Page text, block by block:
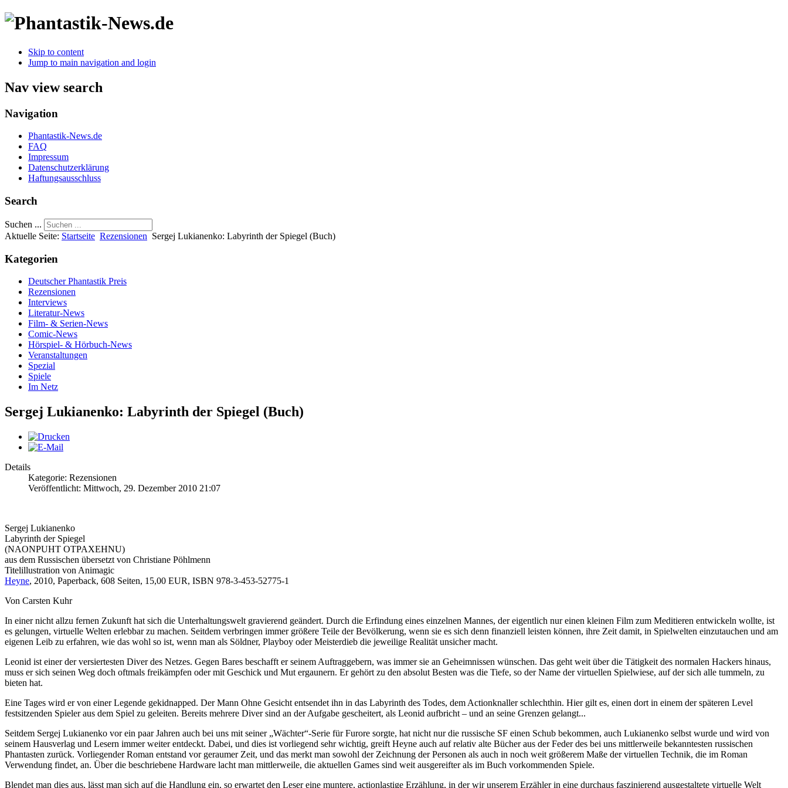
Skip to content
Jump to main navigation and login
Nav view search
Navigation
Phantastik-News.de
FAQ
Impressum
Datenschutzerklärung
Haftungsausschluss
Search
Suchen ...
Aktuelle Seite: Startseite Rezensionen Sergej Lukianenko: Labyrinth der Spiegel (Buch)
Kategorien
Deutscher Phantastik Preis
Rezensionen
Interviews
Literatur-News
Film- & Serien-News
Comic-News
Hörspiel- & Hörbuch-News
Veranstaltungen
Spezial
Spiele
Im Netz
Sergej Lukianenko: Labyrinth der Spiegel (Buch)
Details
Kategorie: Rezensionen
Veröffentlicht: Mittwoch, 29. Dezember 2010 21:07
Sergej Lukianenko
Labyrinth der Spiegel
(NAONPUHT OTPAXEHNU)
aus dem Russischen übersetzt von Christiane Pöhlmenn
Titelillustration von Animagic
Heyne, 2010, Paperback, 608 Seiten, 15,00 EUR, ISBN 978-3-453-52775-1
Von Carsten Kuhr
In einer nicht allzu fernen Zukunft hat sich die Unterhaltungswelt gravierend geändert. Durch die Erfindung eines einzelnen Mannes, der eigentlich nur einen kleinen Film zum Meditieren entwickeln wollte, ist
es gelungen, virtuelle Welten erlebbar zu machen. Seitdem verbringen immer größere Teile der Bevölkerung, wenn sie es sich denn finanziell leisten können, ihre Zeit damit, in Spielwelten einzutauchen und am
eigenen Leib zu erfahren, wie das wohl so ist, wenn man als Söldner, Playboy oder Meisterdieb die jeweilige Realität unsicher macht.
Leonid ist einer der versiertesten Diver des Netzes. Gegen Bares beschafft er seinem Auftraggebern, was immer sie an Geheimnissen wünschen. Das geht weit über die Tätigkeit des normalen Hackers hinaus,
muss er sich seinen Weg doch oftmals freikämpfen oder mit Geschick und Mut ergaunern. Er gehört zu den absolut Besten was die Tiefe, so der Name der virtuellen Spielwiese, auf der sich alle tummeln, zu
bieten hat.
Eine Tages wird er von einer Legende gekidnapped. Der Mann Ohne Gesicht entsendet ihn in das Labyrinth des Todes, dem Actionknaller schlechthin. Hier gilt es, einen dort in einem der späteren Level
festsitzenden Spieler aus dem Spiel zu geleiten. Bereits mehrere Diver sind an der Aufgabe gescheitert, als Leonid aufbricht – und an seine Grenzen gelangt...
Seitdem Sergej Lukianenko vor ein paar Jahren auch bei uns mit seiner „Wächter“-Serie für Furore sorgte, hat nicht nur die russische SF einen Schub bekommen, auch Lukianenko selbst wurde und wird von
seinem Hausverlag und Lesern immer weiter entdeckt. Dabei, und dies ist vorliegend sehr wichtig, greift Heyne auch auf relativ alte Bücher aus der Feder des bei uns mittlerweile bekanntesten russischen
Phantasten zurück. Vorliegender Roman entstand vor geraumer Zeit, und das merkt man sowohl der Zeichnung der Personen als auch in noch weit größerem Maße der virtuellen Technik, die im Roman
Verwendung findet, an. Über die beschriebene Hardware lacht man mittlerweile, die aktuellen Games sind weit ausgereifter als im Buch vorkommenden Spiele.
Blendet man dies aus, lässt man sich auf die Handlung ein, so erwartet den Leser eine muntere, actionlastige Erzählung, in der wir unserem Erzähler in eine durchaus faszinierend ausgestaltete virtuelle Welt